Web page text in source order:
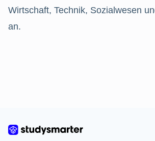
Wirtschaft, Technik, Sozialwesen
an.